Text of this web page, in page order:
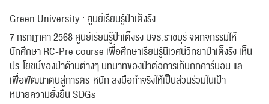
Green University : ศูนย์เรียนรู้ป่าเต็งรัง
7 กรกฎาคา 2568 ศูนย์เรียนรู้ป่าเต็งรัง มจธ.ราชบุรี จัดกิจกรรมให้
นักศึกษา RC-Pre course เพื่อศึกษาเรียนรู้นิเวศน์วิทยาป่าเต็งรัง เห็น
ประโยชน์ของป่าด้านต่างๆ บทบาทของป่าต่อการเก็บกักคาร์บอน และ
เพื่อพัฒนาตนสู่การตระหนัก ลงมือทำจริงให้เป็นส่วนร่วมในเป้า
หมายความยั่งยืน SDGs